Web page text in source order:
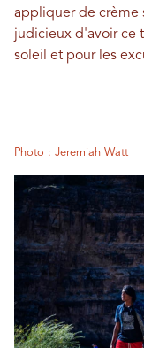
appliquer de crème
judicieux d'avoir ce
soleil et pour les
Photo : Jeremiah Watt